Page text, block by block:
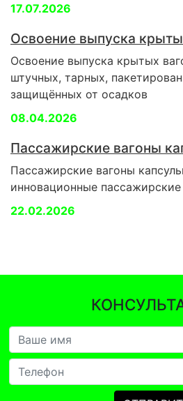
17.07.2026
Освоение выпуска
Освоение выпуска крытых
штучных, тарных,
защищённых от осадков
08.04.2026
Пассажирские вагоны
Пассажирские вагоны
инновационные пассажирские
22.02.2026